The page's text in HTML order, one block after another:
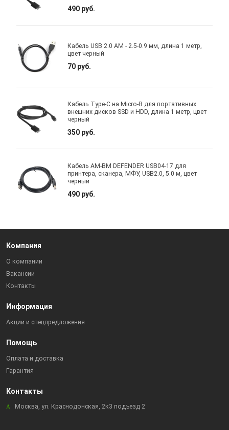
490 руб.
Кабель USB 2.0 AM - 2.5-0.9 мм, длина 1 метр,
цвет черный
70 руб.
Кабель Type-C на Micro-B для портативных
внешних дисков SSD и HDD, длина 1 метр, цвет
черный
350 руб.
Кабель AM-BM DEFENDER USB04-17 для
принтера, сканера, МФУ, USB2.0, 5.0 м, цвет
черный
490 руб.
Компания
О компании
Вакансии
Контакты
Информация
Акции и спецпредложения
Помощь
Оплата и доставка
Гарантия
Контакты
Москва, ул. Краснодонская, 2к3 подъезд 2